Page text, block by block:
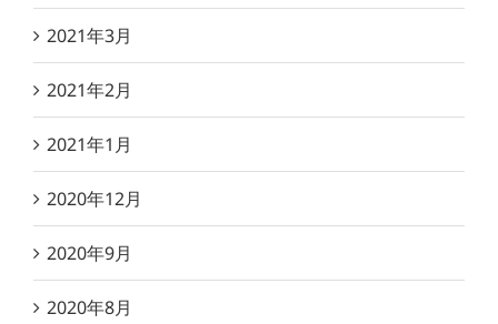
2021年3月
2021年2月
2021年1月
2020年12月
2020年9月
2020年8月